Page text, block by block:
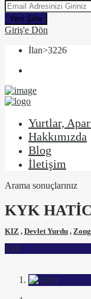
Yeni Şifre
Giriş'e Dön
İlan>3226
Yurtlar,
Hakkımızda
Blog
İletişim
Arama sonuçlarınız
KYK
KIZ , Devlet Yurdu ,
KIZ